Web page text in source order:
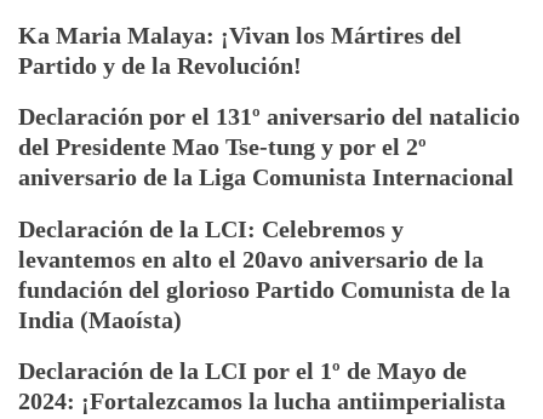
de
la
Comunista
Internacional
(LCI)”
Ka Maria Malaya: ¡Vivan los Mártires del
Partido y de la Revolución!
Declaración por el 131º aniversario del natalicio
del Presidente Mao Tse-tung y por el 2º
aniversario de la Liga Comunista Internacional
Declaración de la LCI: Celebremos y
levantemos en alto el 20avo aniversario de la
fundación del glorioso Partido Comunista de la
India (Maoísta)
Declaración de la LCI por el 1º de Mayo de
2024: ¡Fortalezcamos la lucha antiimperialista